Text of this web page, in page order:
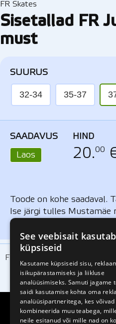
FR Skates
Sisetallad FR
must
SUURUS
32-34 35-37
SAADAVUS
Laos
HIND
20.00
Toode on kohe saadaval.
Ise järgi tulles Mustamäe
kokkuleppel.
FR Junior rulluisusaapa
See veebisait kasutab
küpsiseid
Kasutame küpsiseid sisu,
isikupärastamiseks ja liikluse
analüüsimiseks. Samuti jagame
saidi kasutamise kohta oma
analüüsipartneritega, kes võivad
kombineerida muu teabega,
neile esitanud või mille nad on